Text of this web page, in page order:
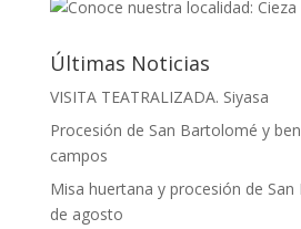
Últimas Noticias
VISITA TEATRALIZADA. Siyasa
Procesión de San Bartolomé y
campos
Misa huertana y procesión de
de agosto